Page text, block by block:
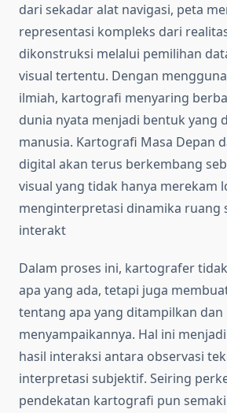
dari sekadar alat navigasi, peta
representasi kompleks dari
dikonstruksi melalui pemilihan
visual tertentu. Dengan
ilmiah, kartografi menyaring
dunia nyata menjadi bentuk yang
manusia. Kartografi Masa Depan
digital akan terus berkembang
visual yang tidak hanya merekam
menginterpretasi dinamika ruang
interakt
Dalam proses ini, kartografer
apa yang ada, tetapi juga
tentang apa yang ditampilkan dan
menyampaikannya. Hal ini
hasil interaksi antara observasi
interpretasi subjektif. Seiring
pendekatan kartografi pun